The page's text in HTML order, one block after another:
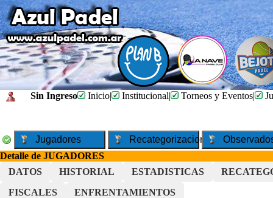
Sin Ingreso Inicio| Institucional| Torneos y Eventos|
Jugadores Recategorizaciones
Detalle de JUGADORES
DATOS
HISTORIAL ESTADISTICAS
FISCALES
ENFRENTAMIENTOS